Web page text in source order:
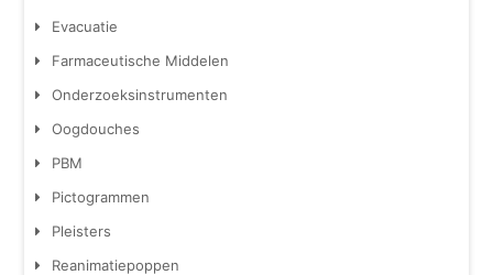
Evacuatie
Farmaceutische Middelen
Onderzoeksinstrumenten
Oogdouches
PBM
Pictogrammen
Pleisters
Reanimatiepoppen